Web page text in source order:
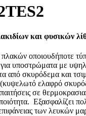
Δείτε εδώ
και φυσικών
πλακών
υποστρώματα με
σκυρόδεμα και
ελαφρό
σε
Εξασφαλίζει
επιφάνειας των